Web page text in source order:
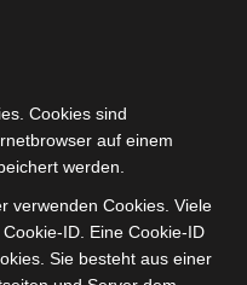
ist
DIY-
Cookies sind
auf einem
werden.
verwenden Cookies. Viele
ID. Eine Cookie-ID
Sie besteht aus einer